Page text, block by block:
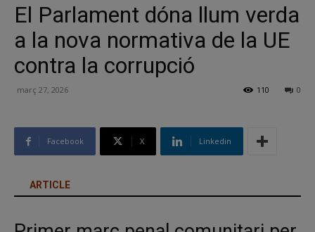
El Parlament dóna llum verda
a la nova normativa de la UE
contra la corrupció
març 27, 2026 0
110
Facebook X Linkedin
ARTICLE